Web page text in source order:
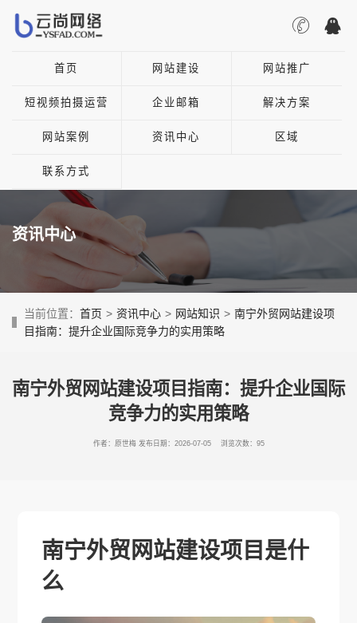
首页 网站建设 网站推广
短视频拍摄运营 企业邮箱 解决方案
网站案例 资讯中心 区域
联系方式
资讯中心
当前位置： 首页 > 资讯中心 > 网站知识 > 南宁外贸网站建设项
目指南：提升企业国际竞争力的实用策略
南宁外贸网站建设项目指南：提升企业国际
竞争力的实用策略
作者：原世梅 发布日期：2026-07-05 浏览次数：95
南宁外贸网站建设项目是什
么